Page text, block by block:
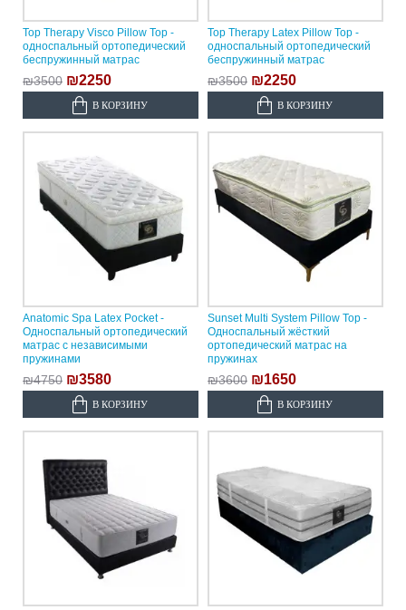
Top Therapy Visco Pillow Top -
односпальный ортопедический
беспружинный матрас
₪3500 ₪2250
В КОРЗИНУ
Top Therapy Latex Pillow Top -
односпальный ортопедический
беспружинный матрас
₪3500 ₪2250
В КОРЗИНУ
Anatomic Spa Latex Pocket -
Односпальный ортопедический
матрас с независимыми
пружинами
₪4750 ₪3580
В КОРЗИНУ
Sunset Multi System Pillow Top -
Односпальный жёсткий
ортопедический матрас на
пружинах
₪3600 ₪1650
В КОРЗИНУ